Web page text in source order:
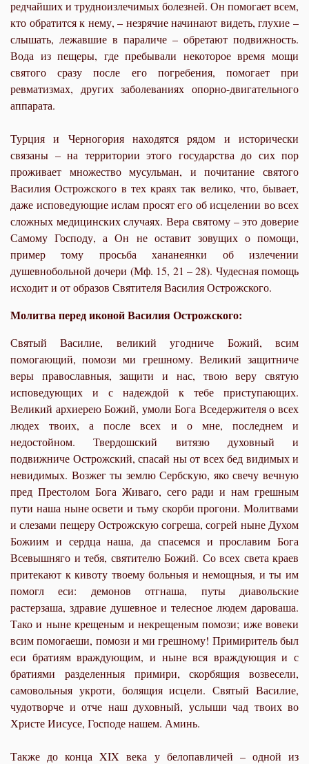
редчайших и трудноизлечимых болезней. Он помогает всем,
кто обратится к нему, – незрячие начинают видеть, глухие –
слышать, лежавшие в параличе – обретают подвижность.
Вода из пещеры, где пребывали некоторое время мощи
святого сразу после его погребения, помогает при
ревматизмах, других заболеваниях опорно-двигательного
аппарата.
Турция и Черногория находятся рядом и исторически
связаны – на территории этого государства до сих пор
проживает множество мусульман, и почитание святого
Василия Острожского в тех краях так велико, что, бывает,
даже исповедующие ислам просят его об исцелении во всех
сложных медицинских случаях. Вера святому – это доверие
Самому Господу, а Он не оставит зовущих о помощи,
пример тому просьба хананеянки об излечении
душевнобольной дочери (Мф. 15, 21 – 28). Чудесная помощь
исходит и от образов Святителя Василия Острожского.
Молитва перед иконой Василия Острожского:
Святый Василие, великий угодниче Божий, всим
помогающий, помози ми грешному. Великий защитниче
веры православныя, защити и нас, твою веру святую
исповедующих и с надеждой к тебе приступающих.
Великий архиерею Божий, умоли Бога Вседержителя о всех
людех твоих, а после всех и о мне, последнем и
недостойном. Твердошский витязю духовный и
подвижниче Острожский, спасай ны от всех бед видимых и
невидимых. Возжег ты землю Сербскую, яко свечу вечную
пред Престолом Бога Живаго, сего ради и нам грешным
пути наша ныне освети и тьму скорби прогони. Молитвами
и слезами пещеру Острожскую согреша, согрей ныне Духом
Божиим и сердца наша, да спасемся и прославим Бога
Всевышняго и тебя, святителю Божий. Со всех света краев
притекают к кивоту твоему больныя и немощныя, и ты им
помогл еси: демонов отгнаша, путы диавольские
растерзаша, здравие душевное и телесное людем дароваша.
Тако и ныне крещеным и некрещеным помози; иже вовеки
всим помогаеши, помози и ми грешному! Примиритель был
еси братиям враждующим, и ныне вся враждующия и с
братиями разделенныя примири, скорбящия возвесели,
самовольныя укроти, болящия исцели. Святый Василие,
чудотворче и отче наш духовный, услыши чад твоих во
Христе Иисусе, Господе нашем. Аминь.
Также до конца XIX века у белопавличей – одной из